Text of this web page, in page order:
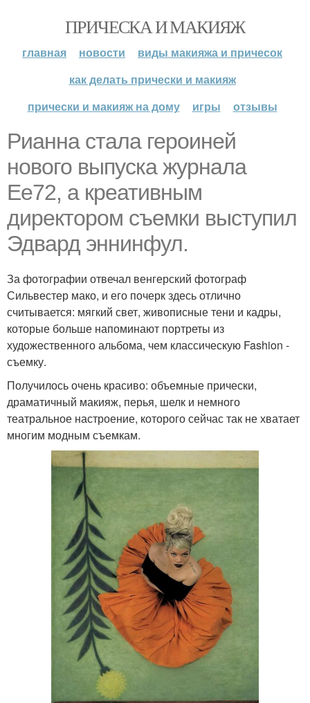
ПРИЧЕСКА И МАКИЯЖ
главная новости
виды макияжа и причесок
как делать прически и макияж
прически и макияж на дому
игры отзывы
Рианна стала героиней
нового выпуска журнала
Ee72, а креативным
директором съемки выступил
Эдвард эннинфул.
За фотографии отвечал венгерский фотограф
Сильвестер мако, и его почерк здесь отлично
считывается: мягкий свет, живописные тени и кадры,
которые больше напоминают портреты из
художественного альбома, чем классическую Fashion -
съемку.
Получилось очень красиво: объемные прически,
драматичный макияж, перья, шелк и немного
театральное настроение, которого сейчас так не хватает
многим модным съемкам.